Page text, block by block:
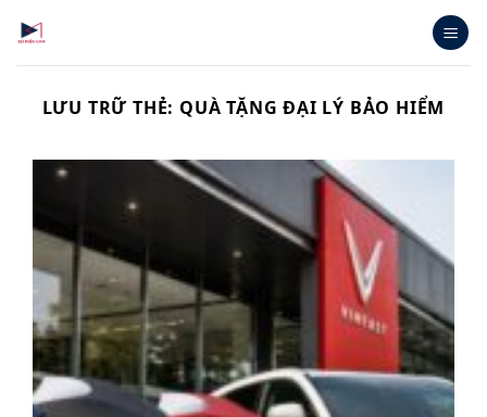
qua
nội
LƯU TRỮ THẺ: QUÀ TẶNG ĐẠI LÝ BẢO HIỂM